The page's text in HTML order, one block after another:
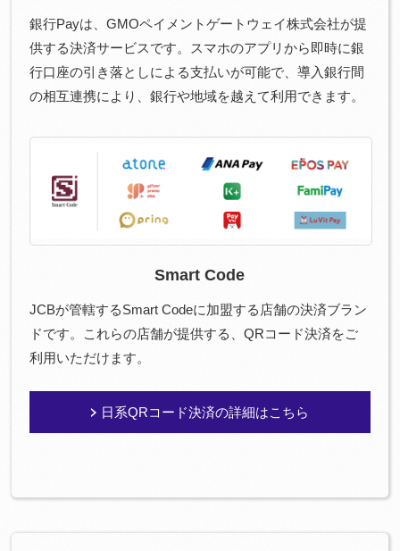
銀行Payは、GMOペイメントゲートウェイ株式会社が提
供する決済サービスです。スマホのアプリから即時に銀
行口座の引き落としによる支払いが可能で、導入銀行間
の相互連携により、銀行や地域を越えて利用できます。
Smart Code
JCBが管轄するSmart Codeに加盟する店舗の決済ブラン
ドです。これらの店舗が提供する、QRコード決済をご
利用いただけます。
日系QRコード決済の詳細はこちら